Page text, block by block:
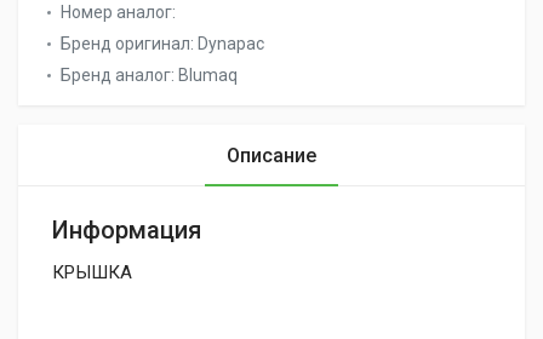
Номер аналог:
Бренд оригинал: Dynapac
Бренд аналог: Blumaq
Описание
Информация
КРЫШКА